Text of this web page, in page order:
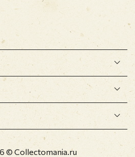
© Collectomania.ru